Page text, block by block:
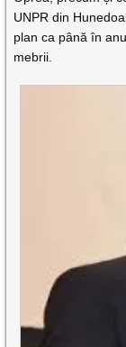
UNPR din
plan ca până în
mebrii.